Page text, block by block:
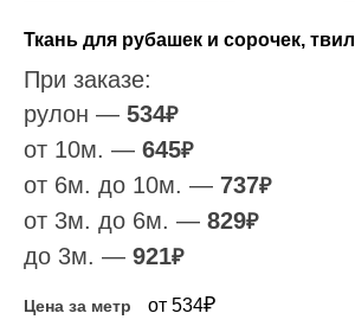
Ткань для рубашек и сорочек, твил
При заказе:
рулон — 534₽
от 10м. — 645₽
от 6м. до 10м. — 737₽
от 3м. до 6м. — 829₽
до 3м. — 921₽
Цена за метр от 534₽